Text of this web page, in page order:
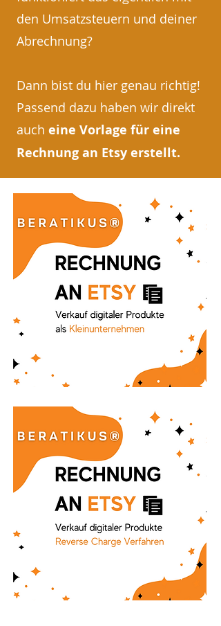
den Umsatzsteuern und deiner
Abrechnung?
Dann bist du hier genau richtig!
Passend dazu haben wir direkt
auch eine Vorlage für eine
Rechnung an Etsy erstellt.